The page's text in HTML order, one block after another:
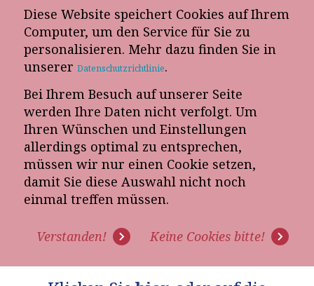
Diese Website speichert Cookies auf Ihrem
Computer, um den Service für Sie zu
personalisieren. Mehr dazu finden Sie in
unserer Datenschutzrichtlinie.
Bei Ihrem Besuch auf unserer Seite
werden Ihre Daten nicht verfolgt. Um
Ihren Wünschen und Einstellungen
allerdings optimal zu entsprechen,
müssen wir nur einen Cookie setzen,
damit Sie diese Auswahl nicht noch
einmal treffen müssen.
Verstanden! Keine Cookies bitte!
E-Mail-Newsletter
Telefon-Termin
IHR ARTIKEL "AUGEN AUF
BEIM KÜCHENVERKAUF"
Hier herunterladen! Außerdem haben wir Ihnen